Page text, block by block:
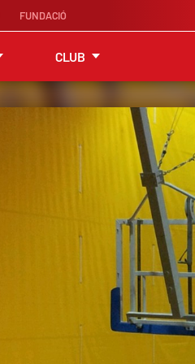
FUNDACIÓ
CLUB